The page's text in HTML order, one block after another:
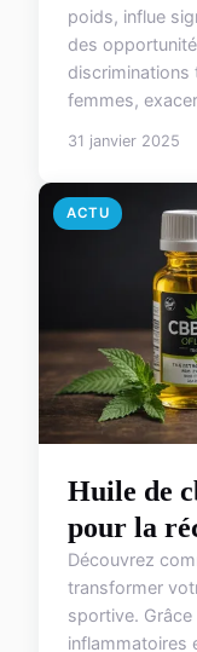
poids, influe
des
discriminations
femmes,
31 janvier 2025
ACTU
Huile de
pour la
Découvrez
transformer
sportive.
inflammatoires